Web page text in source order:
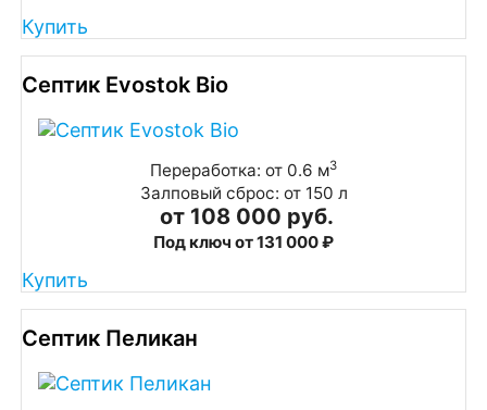
Купить
Септик Evostok Bio
Переработка: от 0.6 м3
Залповый сброс: от 150 л
от 108 000 руб.
Под ключ от 131 000 ₽
Купить
Септик Пеликан